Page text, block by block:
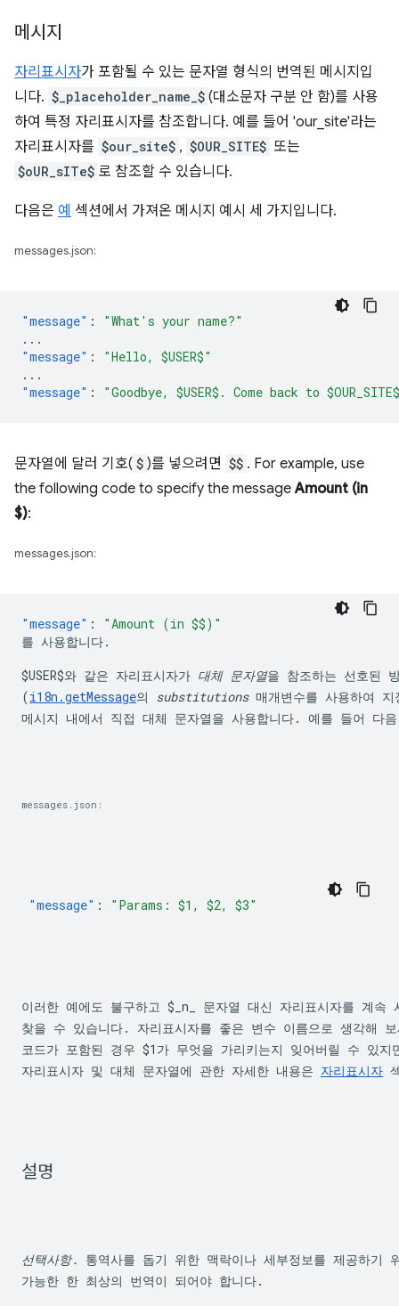
메시지
자리표시자가 포함될 수 있는 문자열 형식의 번역된 메시지입
니다. $_placeholder_name_$ (대소문자 구분 안 함)를 사용
하여 특정 자리표시자를 참조합니다. 예를 들어 'our_site'라는
자리표시자를 $our_site$ , $OUR_SITE$ 또는
$oUR_sITe$ 로 참조할 수 있습니다.
다음은 예 섹션에서 가져온 메시지 예시 세 가지입니다.
messages.json:
"message" :
"What's your name?"
...
"message" :
"Hello, $USER$"
...
"message" : "Goodbye, $USER$. Come back to
문자열에 달러 기호( $ )를 넣으려면 $$ . For example, use
the following code to specify the messageAmount (in
$):
messages.json:
"message" :
$USER$와 같은 자리표시자가 대체 문자열을 참조하는 선호된
(i18n.getMessage의 substitutions 매개변수를 사용하여
메시지 내에서 직접 대체 문자열을 사용합니다. 예를 들어 다
messages.json:
"message" : "Params: $1, $2, $3"
이러한 예에도 불구하고 $_n_
문자열 대신 자리표시자를 계속
찾을 수 있습니다. 자리표시자를 좋은 변수 이름으로 생각해
코드가 포함된 경우 $1 가 무엇을 가리키는지 잊어버릴 수 있
자리표시자 및 대체 문자열에 관한 자세한 내용은 자리표시자
설명
선택사항. 통역사를 돕기 위한 맥락이나 세부정보를 제공하기
가능한 한 최상의 번역이 되어야 합니다.